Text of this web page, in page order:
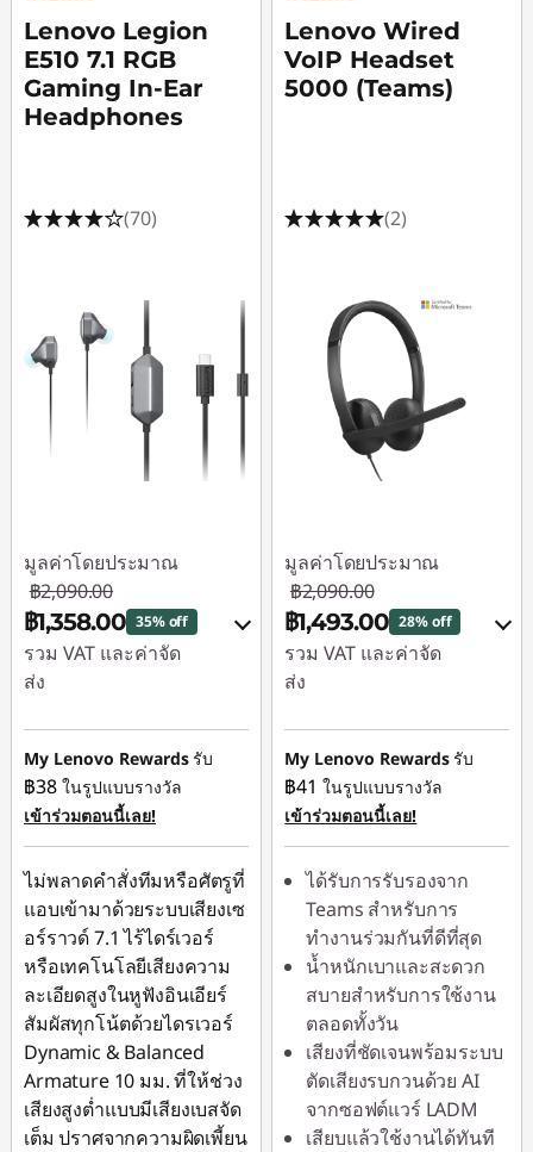
Lenovo Legion
E510 7.1 RGB
Gaming In-Ear
Headphones
(70)
มูลค่าโดยประมาณ
฿2,090.00
฿1,358.00 35% off
รวม VAT และค่าจัด
ส่ง
ประหยัดทันที :-
฿209.00
หรือ
eCoupon : -฿732.00
*Savings cannot be
combined
ใช้ eCoupon :
88SALETH
My Lenovo Rewardsรับ
฿38 ในรูปแบบรางวัล
เข้าร่วมตอนนี้เลย!
ไม่พลาดคำสั่งทีมหรือศัตรูที่
แอบเข้ามาด้วยระบบเสียงเซ
อร์ราวด์ 7.1 ไร้ไดร์เวอร์
หรือเทคโนโลยีเสียงความ
ละเอียดสูงในหูฟังอินเอียร์
สัมผัสทุกโน้ตด้วยไดรเวอร์
Dynamic & Balanced
Armature 10 มม. ที่ให้ช่วง
เสียงสูงต่ำแบบมีเสียงเบสจัด
เต็ม ปราศจากความผิดเพี้ยน
Lenovo Wired
VoIP Headset
5000 (Teams)
(2)
มูลค่าโดยประมาณ
฿2,090.00
฿1,493.00 28% off
รวม VAT และค่าจัด
ส่ง
ประหยัดทันที :-
฿209.00
หรือ
eCoupon :
*Savings cannot be
combined
ใช้ eCoupon :
88SALETH
My Lenovo Rewardsรับ
฿41 ในรูปแบบรางวัล
เข้าร่วมตอนนี้เลย!
ได้รับการรับรองจาก
Teams สำหรับการ
ทำงานร่วมกันที่ดีที่สุด
น้ำหนักเบาและสะดวก
สบายสำหรับการใช้งาน
ตลอดทั้งวัน
เสียงที่ชัดเจนพร้อมระบบ
ตัดเสียงรบกวนด้วย AI
จากซอฟต์แวร์ LADM
เสียบแล้วใช้งานได้ทันที